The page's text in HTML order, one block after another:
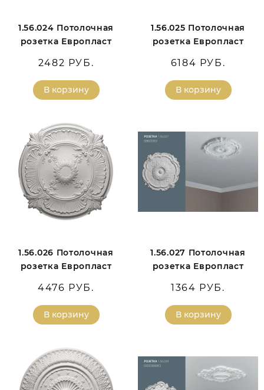
1.56.024 Потолочная
розетка Европласт
2482 РУБ.
В корзину
1.56.025 Потолочная
розетка Европласт
6184 РУБ.
В корзину
1.56.026 Потолочная
розетка Европласт
4476 РУБ.
В корзину
1.56.027 Потолочная
розетка Европласт
1364 РУБ.
В корзину